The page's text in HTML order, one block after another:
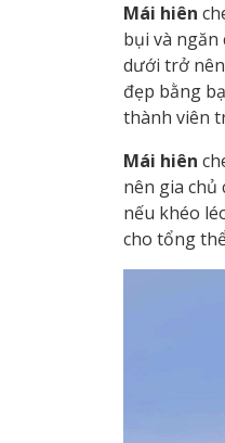
Mái hiên
bụi và
dưới trở
đẹp bằng
thành viên
Mái hiên
nên gia
nếu khéo
cho tổng